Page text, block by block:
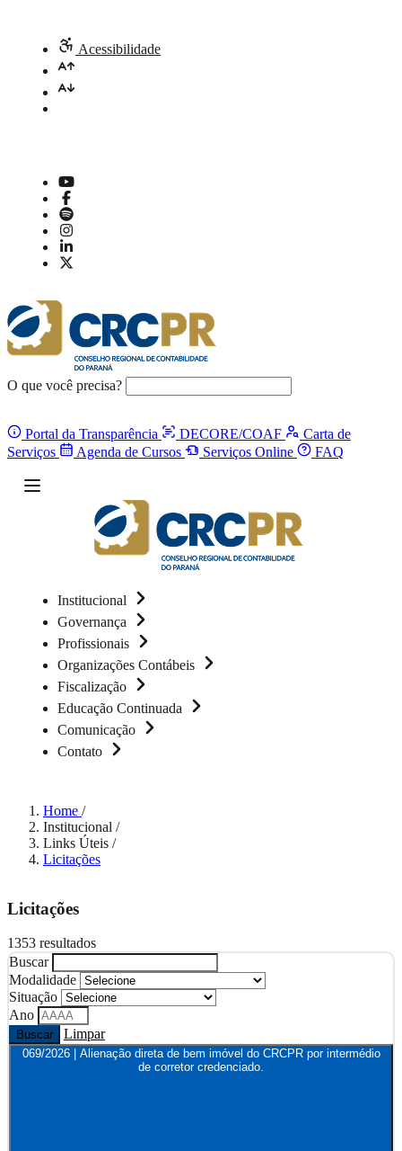
Acessibilidade
O que você precisa?
Portal da Transparência DECORE/COAF
Carta de
Serviços
Agenda de Cursos Serviços Online FAQ
Institucional
Governança
Profissionais
Organizações Contábeis
Fiscalização
Educação Continuada
Comunicação
Contato
Home /
Institucional /
Links Úteis /
Licitações
Licitações
1353 resultados
Buscar
Modalidade
Situação
Ano
Buscar Limpar
069/2026 | Alienação direta de bem imóvel do CRCPR por intermédio
de corretor credenciado.